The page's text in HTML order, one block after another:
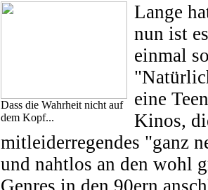
Dass die Wahrheit nicht auf
dem Kopf...
Lange
nun ist
einmal
eine
Kinos,
mitleiderregendes "ganz
und nahtlos an den wohl
Genres in den 90ern